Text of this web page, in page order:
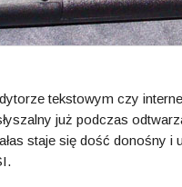
tekstowym czy
już podczas
staje się dość donośny